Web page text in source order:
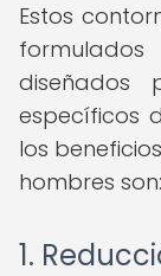
Estos
diseñados
específicos
los
hombres son:
1.